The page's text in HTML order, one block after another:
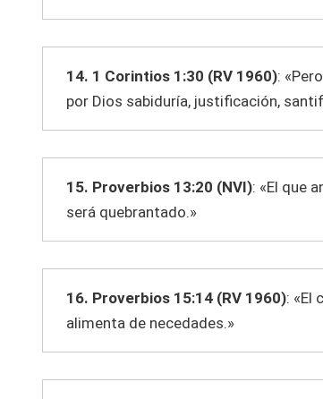
14. 1 Corintios 1:30 (RV 1960):
por Dios sabiduría, justificación,
15. Proverbios 13:20 (NVI): «El que
será quebrantado.»
16. Proverbios 15:14 (RV 1960): «El
alimenta de necedades.»